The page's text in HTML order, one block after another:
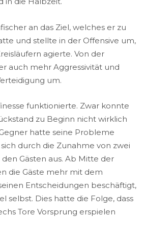
an das Ziel, welches er zu
und stellte in der Offensive um,
agierte. Von der
auch mehr Aggressivität und
um.
funktionierte. Zwar konnte
zu Beginn nicht wirklich
hatte seine Probleme
durch die Zunahme von zwei
Gästen aus. Ab Mitte der
die Gäste mehr mit dem
Entscheidungen beschäftigt,
selbst. Dies hatte die Folge, dass
Tore Vorsprung erspielen